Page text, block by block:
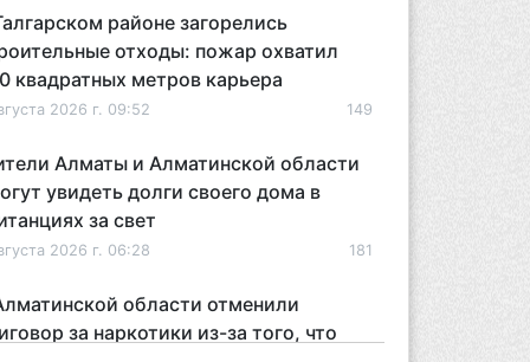
районе загорелись
отходы: пожар охватил
квадратных метров карьера
2026 г. 09:52 149
Алматы и Алматинской области
увидеть долги своего дома в
за свет
2026 г. 06:28 181
области отменили
за наркотики из-за того, что